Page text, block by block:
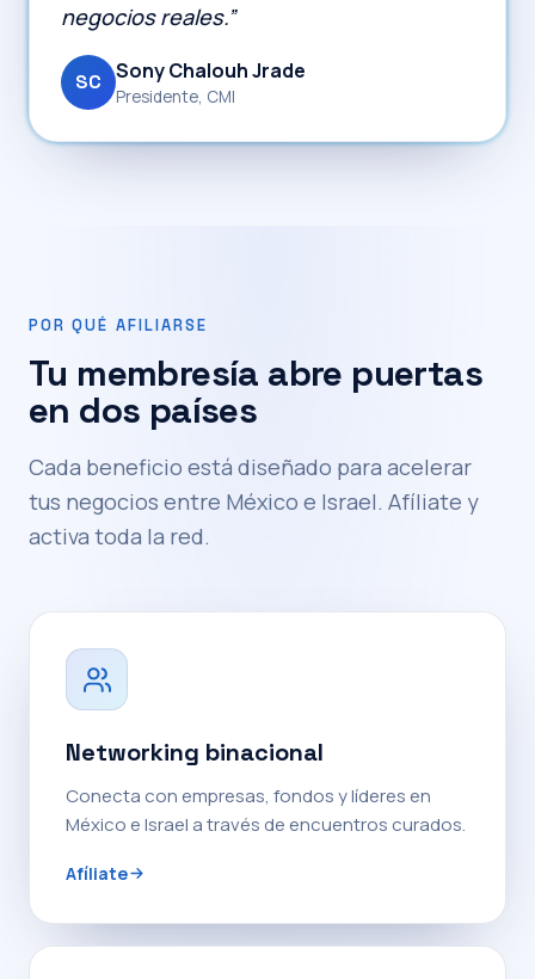
negocios reales.”
SC Sony Chalouh Jrade
Presidente, CMI
POR QUÉ AFILIARSE
Tu membresía abre puertas
en dos países
Cada beneficio está diseñado para acelerar
tus negocios entre México e Israel. Afíliate y
activa toda la red.
Networking binacional
Conecta con empresas, fondos y líderes en
México e Israel a través de encuentros curados.
Afíliate